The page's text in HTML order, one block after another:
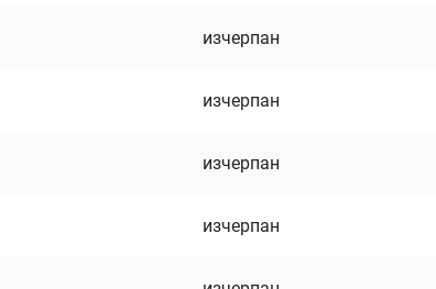
изчерпан
изчерпан
изчерпан
изчерпан